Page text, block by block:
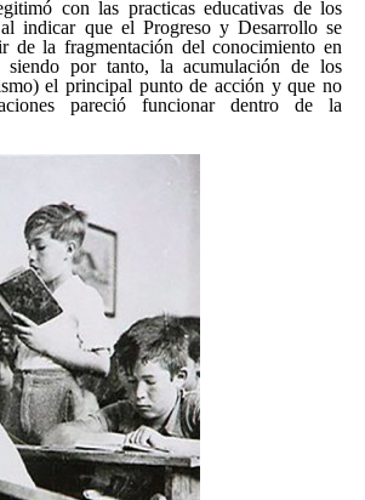
con las practicas educativas de los
indicar que el Progreso y Desarrollo se
de la fragmentación del conocimiento en
siendo por tanto, la acumulación de los
el principal punto de acción y que no
pareció funcionar dentro de la